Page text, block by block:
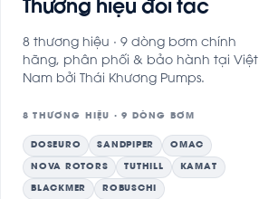
Thương hiệu đối tác
8 thương hiệu · 9 dòng bơm chính
hãng, phân phối & bảo hành tại Việt
Nam bởi Thái Khương Pumps.
8 THƯƠNG HIỆU · 9 DÒNG BƠM
DOSEURO SANDPIPER OMAC
NOVA ROTORS TUTHILL KAMAT
BLACKMER ROBUSCHI